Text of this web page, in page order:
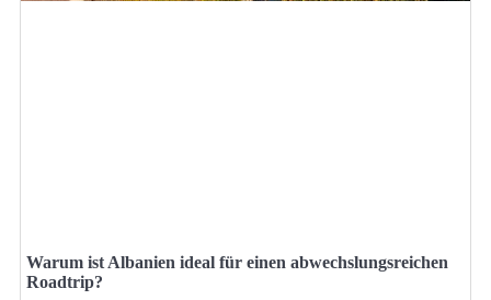
Warum ist Albanien ideal für einen abwechslungsreichen
Roadtrip?